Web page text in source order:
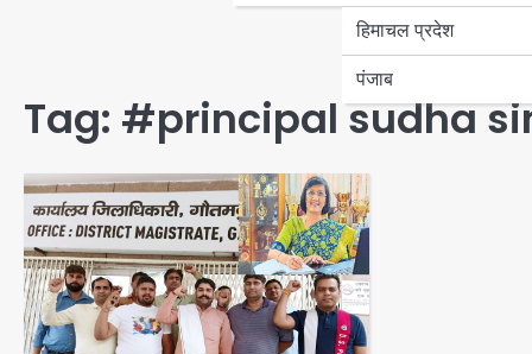
हिमाचल प्रदेश
पंजाब
Tag: #principal sudha